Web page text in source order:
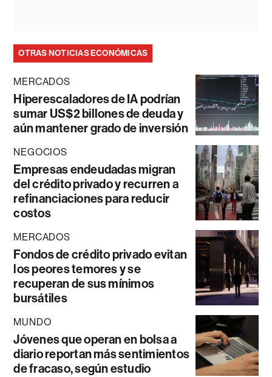
OTRAS NOTICIAS ECONÓMICAS
MERCADOS
Hiperescaladores de IA podrían
sumar US$2 billones de deuda y
aún mantener grado de inversión
NEGOCIOS
Empresas endeudadas migran
del crédito privado y recurren a
refinanciaciones para reducir
costos
MERCADOS
Fondos de crédito privado evitan
los peores temores y se
recuperan de sus mínimos
bursátiles
MUNDO
Jóvenes que operan en bolsa a
diario reportan más sentimientos
de fracaso, según estudio